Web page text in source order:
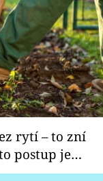
rytí – to zní
postup je
některé